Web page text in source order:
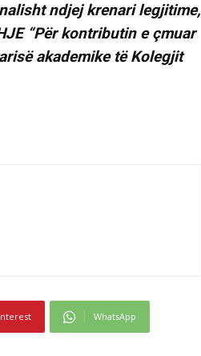
ndjej krenari legjitime,
“Për kontributin e çmuar
akademike të Kolegjit
WhatsApp